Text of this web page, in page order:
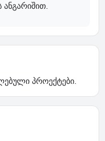
პროექტები.